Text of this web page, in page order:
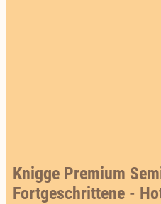
Knigge Premium
Fortgeschrittene -